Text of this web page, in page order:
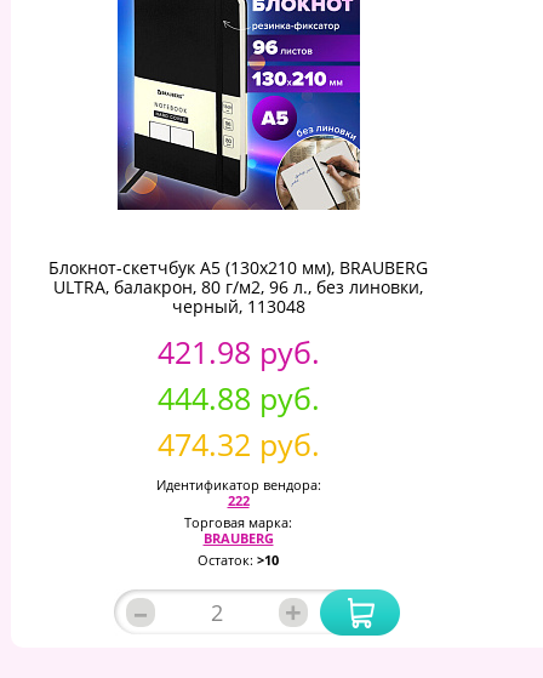
Блокнот-скетчбук А5 (130х210 мм), BRAUBERG
ULTRA, балакрон, 80 г/м2, 96 л., без линовки,
черный, 113048
421.98 руб.
444.88 руб.
474.32 руб.
Идентификатор вендора:
222
Торговая марка:
BRAUBERG
Остаток: >10
– +